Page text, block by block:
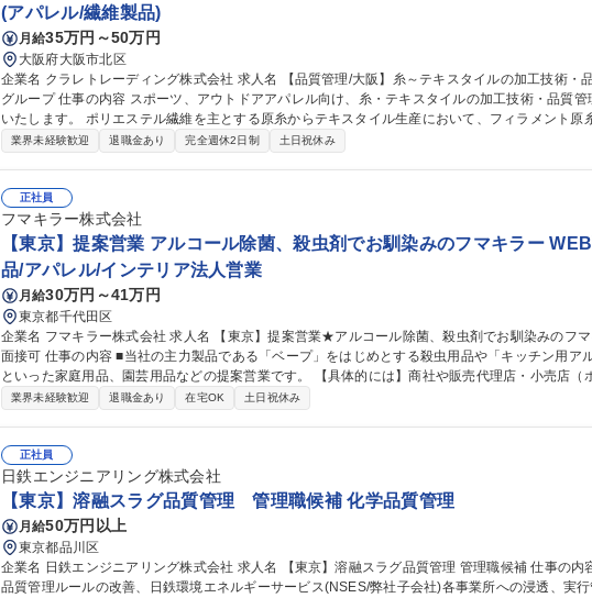
(アパレル/繊維製品)
月給35万円～50万円
大阪府大阪市北区
企業名 クラレトレーディング株式会社 求人名 【品質管理/大阪】糸～テキスタイルの加工技術・品質管理/クラレ
グループ 仕事の内容 スポーツ、アウトドアアパレル向け、糸・テキスタイルの加工技術・品質管理業務をお任せ
いたします。 ポリエステル繊維を主とする原糸からテキスタイル生産において、フィラメント原糸、仮撚り、紡
績、織、編、染などの協力外注工場と連携し、加工技術対応や品質管理に従事。 ■出張：主に国内
業界未経験歓迎 退職金あり 完全週休2日制 土日祝休み
正社員
フマキラー株式会社
【東京】提案営業 アルコール除菌、殺虫剤でお馴染みのフマキラー
品/アパレル/インテリア法人営業
月給30万円～41万円
東京都千代田区
企業名 フマキラー株式会社 求人名 【東京】提案営業★アルコール除菌、殺虫剤でお馴染みのフマキラー ◎WEB
面接可 仕事の内容 ■当社の主力製品である「ベープ」をはじめとする殺虫用品や「キッチン用アルコール除菌」
といった家庭用品、園芸用品などの提案営業です。 【具体的には】商社や販売代理店・小売店（
ー、スーパー ドラッグストア等 ）への本部商談と店頭での販売促進を中心に担っていただきます。市場や販売動
暮らしを守ることに直結するやりがいのある営業です ■弊社は海外でも殺虫剤事業を展開してお
は海外営業としてのキャリア構築も可能です。 募集職種 【東京】提案営業★アルコール除菌、殺虫剤でお馴染み
のフマキラー ◎WEB面接可
業界未経験歓迎 退職金あり 在宅OK 土日祝休み
正社員
日鉄エンジニアリング株式会社
【東京】溶融スラグ品質管理 管理職候補 化学品質管理
月給50万円以上
東京都品川区
企業名 日鉄エンジニアリング株式会社 求人名 【東京】溶融スラグ品質管理 管理職候補 仕事の内容 ■溶融スラグ
品質管理ルールの改善、日鉄環境エネルギーサービス(NSES/弊社子会社)各事業所への浸透、実